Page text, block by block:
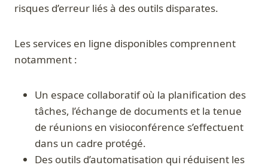
risques d’erreur liés à des outils disparates.
Les services en ligne disponibles comprennent
notamment :
Un espace collaboratif où la planification des
tâches, l’échange de documents et la tenue
de réunions en visioconférence s’effectuent
dans un cadre protégé.
Des outils d’automatisation qui réduisent les